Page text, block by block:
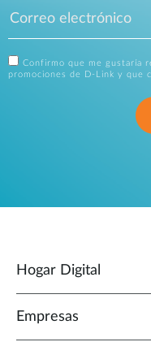
Confirmo que me gustaría
promociones de D-Link y que
Hogar Digital
Empresas